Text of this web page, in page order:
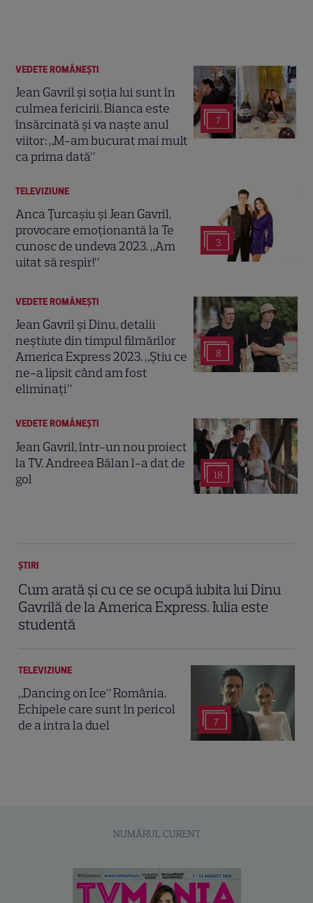
7
VEDETE ROMÂNEŞTI
Jean Gavril și soția lui sunt în
culmea fericirii. Bianca este
însărcinată și va naște anul
viitor: „M-am bucurat mai mult
ca prima dată”
3
TELEVIZIUNE
Anca Ţurcaşiu şi Jean Gavril,
provocare emoţionantă la Te
cunosc de undeva 2023. „Am
uitat să respir!”
8
VEDETE ROMÂNEŞTI
Jean Gavril și Dinu, detalii
neștiute din timpul filmărilor
America Express 2023. „Știu ce
ne-a lipsit când am fost
eliminați”
18
VEDETE ROMÂNEŞTI
Jean Gavril, într-un nou proiect
la TV. Andreea Bălan l-a dat de
gol
ȘTIRI
Cum arată și cu ce se ocupă iubita lui Dinu
Gavrilă de la America Express. Iulia este
studentă
7
TELEVIZIUNE
„Dancing on Ice” România.
Echipele care sunt în pericol
de a intra la duel
NUMĂRUL CURENT